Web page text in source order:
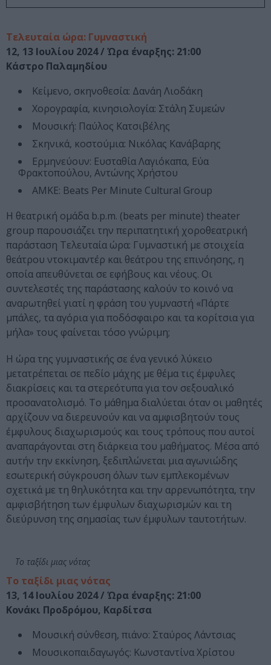
Τελευταία ώρα: Γυμναστική
12, 13 Ιουλίου 2024 / Ώρα έναρξης: 21:00
Κάστρο Παλαμηδίου
Κείμενο, σκηνοθεσία: Δανάη Λιοδάκη
Χορογραφία, κινησιολογία: Στάλη Συμεών
Μουσική: Παύλος Κατσιβέλης
Σκηνικά, κοστούμια: Νικόλας Κανάβαρης
Ερμηνεύουν: Ευσταθία Λαγιόκαπα, Εύα
Φρακτοπούλου, Αντώνης Χρήστου
ΑΜΚΕ: Beats Per Minute Cultural Group
Η θεατρική ομάδα b.p.m. (beats per minute) theater
group παρουσιάζει την περιπατητική χοροθεατρική
παράσταση Τελευταία ώρα: Γυμναστική με στοιχεία
θεάτρου ντοκιμαντέρ και θεάτρου της επινόησης, η
οποία απευθύνεται σε εφήβους και νέους. Οι
συντελεστές της παράστασης καλούν το κοινό να
αναρωτηθεί γιατί η φράση του γυμναστή «Πάρτε
μπάλες, τα αγόρια για ποδόσφαιρο και τα κορίτσια για
μήλα» τους φαίνεται τόσο γνώριμη;
Η ώρα της γυμναστικής σε ένα γενικό λύκειο
μετατρέπεται σε πεδίο μάχης με θέμα τις έμφυλες
διακρίσεις και τα στερεότυπα για τον σεξουαλικό
προσανατολισμό. Το μάθημα διαλύεται όταν οι μαθητές
αρχίζουν να διερευνούν και να αμφισβητούν τους
έμφυλους διαχωρισμούς και τους τρόπους που αυτοί
αναπαράγονται στη διάρκεια του μαθήματος. Μέσα από
αυτήν την εκκίνηση, ξεδιπλώνεται μια αγωνιώδης
εσωτερική σύγκρουση όλων των εμπλεκομένων
σχετικά με τη θηλυκότητα και την αρρενωπότητα, την
αμφισβήτηση των έμφυλων διαχωρισμών και τη
διεύρυνση της σημασίας των έμφυλων ταυτοτήτων.
Το ταξίδι μιας νότας
Το ταξίδι μιας νότας
13, 14 Ιουλίου 2024 / Ώρα έναρξης: 21:00
Κονάκι Προδρόμου, Καρδίτσα
Μουσική σύνθεση, πιάνο: Σταύρος Λάντσιας
Μουσικοπαιδαγωγός: Κωνσταντίνα Χρίστου